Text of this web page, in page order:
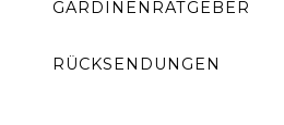
GARDINENRATGEBER
RÜCKSENDUNGEN